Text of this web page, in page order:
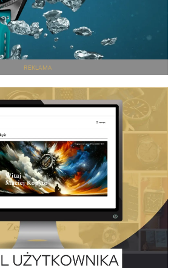
REKLAMA